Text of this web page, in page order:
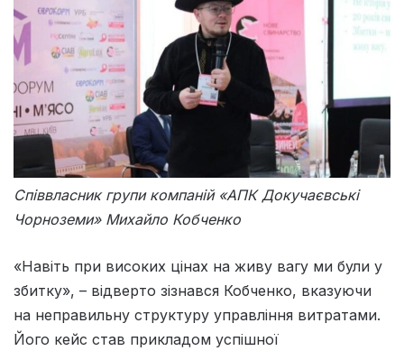
Співвласник групи компаній «АПК Докучаєвські
Чорноземи» Михайло Кобченко
«Навіть при високих цінах на живу вагу ми були у
збитку», – відверто зізнався Кобченко, вказуючи
на неправильну структуру управління витратами.
Його кейс став прикладом успішної